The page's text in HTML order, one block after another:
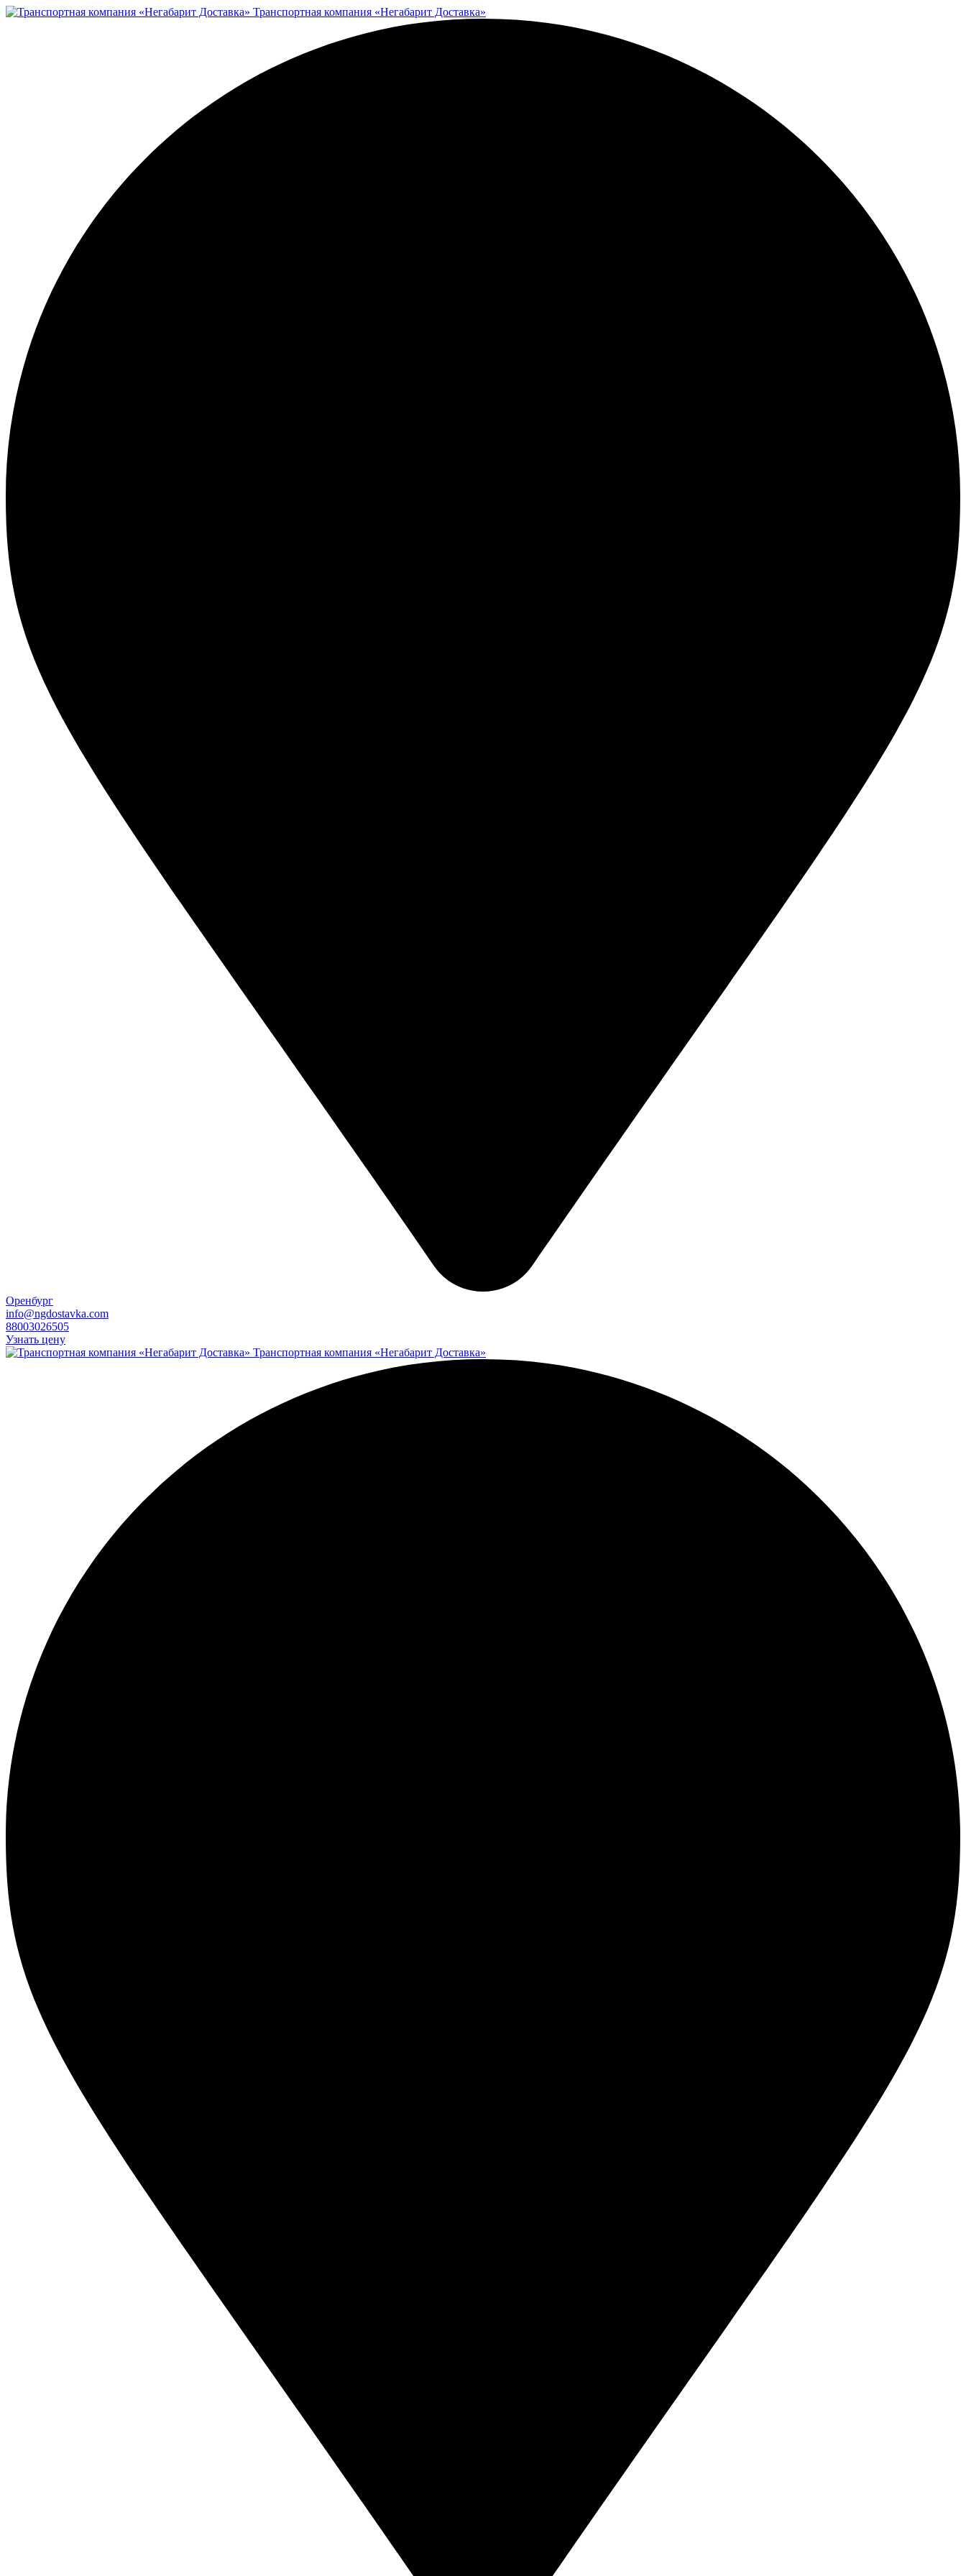
Транспортная компания «Негабарит Доставка»
Оренбург
info@ngdostavka.com
88003026505
Узнать цену
Транспортная компания «Негабарит Доставка»